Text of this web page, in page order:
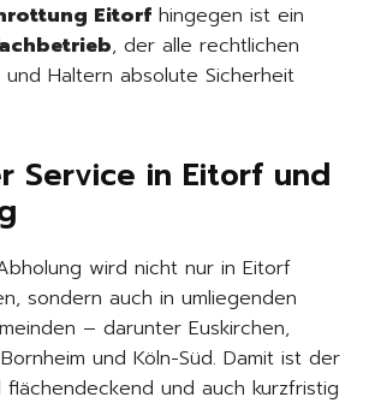
Eitorf hingegen ist ein
, der alle rechtlichen
Haltern absolute Sicherheit
Service in Eitorf und
wird nicht nur in Eitorf
sondern auch in umliegenden
– darunter Euskirchen,
und Köln-Süd. Damit ist der
und auch kurzfristig